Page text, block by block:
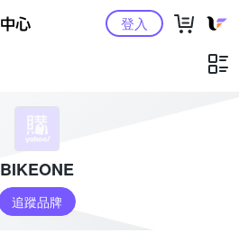
Yahoo購物中心登入
BIKEONE
追蹤品牌